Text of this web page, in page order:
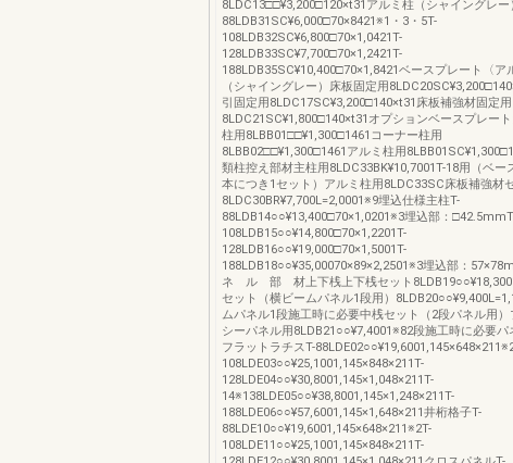
8LDC13□□¥3,200□120×t31アルミ柱（シャイングレー
88LDB31SC¥6,000□70×8421※1・3・5T-
108LDB32SC¥6,800□70×1,0421T-
128LDB33SC¥7,700□70×1,2421T-
188LDB35SC¥10,400□70×1,8421ベースプレート〈ア
（シャイングレー）床板固定用
引固定用8LDC17SC¥3,200□140×t31床板補強材固定用
8LDC21SC¥1,800□140×t31オプションベースプレー
柱用8LBB01□□¥1,300□1461コーナー柱用
8LBB02□□¥1,300□1461アルミ柱用
類柱控え部材主柱用8LDC33BK¥10,7001T-18用（ベー
本につき1セット）アルミ柱用8LDC33SC床板補強材
8LDC30BR¥7,700L=2,0001※9埋込仕様主柱T-
88LDB14○○¥13,400□70×1,0201※3埋込部：
108LDB15○○¥14,800□70×1,2201T-
128LDB16○○¥19,000□70×1,5001T-
188LDB18○○¥35,00070×89×2,2501※3埋込部：
ネ ル 部 材上下桟上下桟セット
セット（横ビームパネル1段用）
ムパネル1段施工時に必要中桟セット（2段パネル用）
シーパネル用8LDB21○○¥7,4001※82段施工時に必要パ
フラットラチスT-
108LDE03○○¥25,1001,145×848×211T-
128LDE04○○¥30,8001,145×1,048×211T-
14※138LDE05○○¥38,8001,145×1,248×211T-
188LDE06○○¥57,6001,145×1,648×211井桁格子T-
88LDE10○○¥19,6001,145×648×211※2T-
108LDE11○○¥25,1001,145×848×211T-